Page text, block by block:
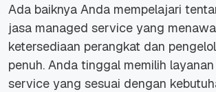
Ada baiknya Anda mempelajari
jasa managed service yang
ketersediaan perangkat dan
penuh. Anda tinggal memilih
service yang sesuai dengan